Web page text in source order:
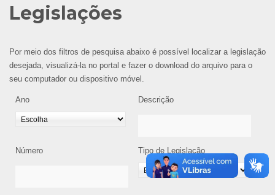
Legislações
Por meio dos filtros de pesquisa abaixo é possível localizar a legislação
desejada, visualizá-la no portal e fazer o download do arquivo para o
seu computador ou dispositivo móvel.
Ano Descrição
Número Tipo de Legislação